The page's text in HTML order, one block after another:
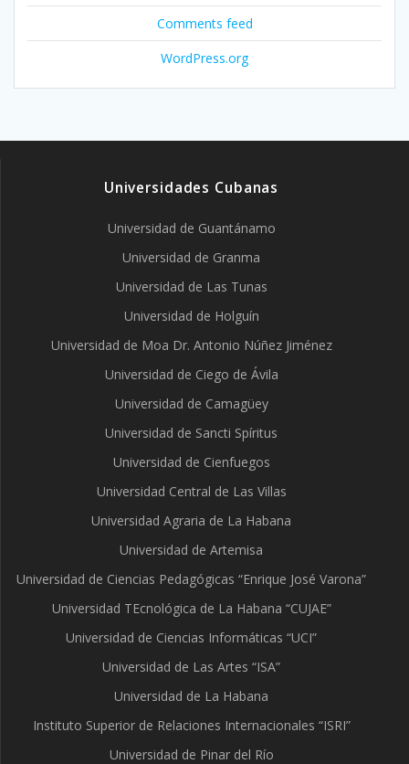
Comments feed
WordPress.org
Universidades Cubanas
Universidad de Guantánamo
Universidad de Granma
Universidad de Las Tunas
Universidad de Holguín
Universidad de Moa Dr. Antonio Núñez Jiménez
Universidad de Ciego de Ávila
Universidad de Camagüey
Universidad de Sancti Spíritus
Universidad de Cienfuegos
Universidad Central de Las Villas
Universidad Agraria de La Habana
Universidad de Artemisa
Universidad de Ciencias Pedagógicas “Enrique José Varona”
Universidad TEcnológica de La Habana “CUJAE”
Universidad de Ciencias Informáticas “UCI”
Universidad de Las Artes “ISA”
Universidad de La Habana
Instituto Superior de Relaciones Internacionales “ISRI”
Universidad de Pinar del Río